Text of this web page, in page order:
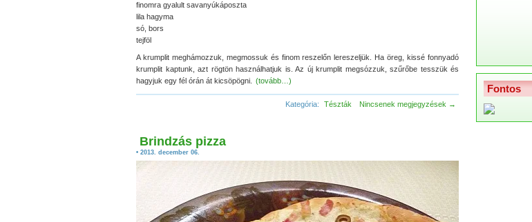
finomra gyalult savanyúkáposzta
lila hagyma
só, bors
tejföl
A krumplit meghámozzuk, megmossuk és finom reszelőn lereszeljük. Ha öreg, kissé fonnyadó
krumplit kaptunk, azt rögtön használhatjuk is. Az új krumplit megsózzuk, szűrőbe tesszük és
hagyjuk egy fél órán át kicsöpögni.
(tovább…)
Kategória: Tészták Nincsenek megjegyzések →
Brindzás pizza
• 2013. december 06.
Fontos